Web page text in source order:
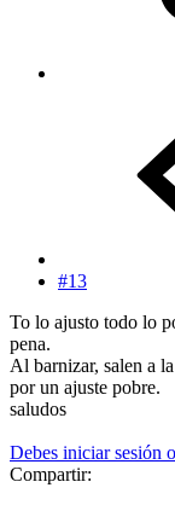
#13
To lo ajusto todo lo
pena.
Al barnizar, salen a
por un ajuste pobre.
saludos
Debes iniciar sesión
Compartir: